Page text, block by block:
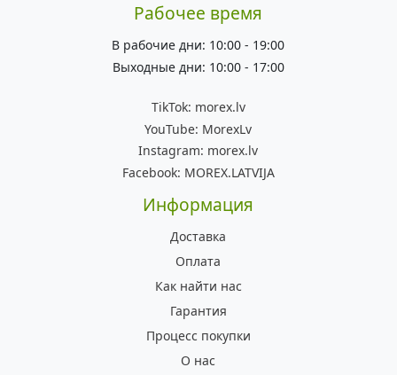
Рабочее время
В рабочие дни: 10:00 - 19:00
Выходные дни: 10:00 - 17:00
TikTok: morex.lv
YouTube: MorexLv
Instagram: morex.lv
Facebook: MOREX.LATVIJA
Информация
Доставка
Оплата
Как найти нас
Гарантия
Процесс покупки
О нас